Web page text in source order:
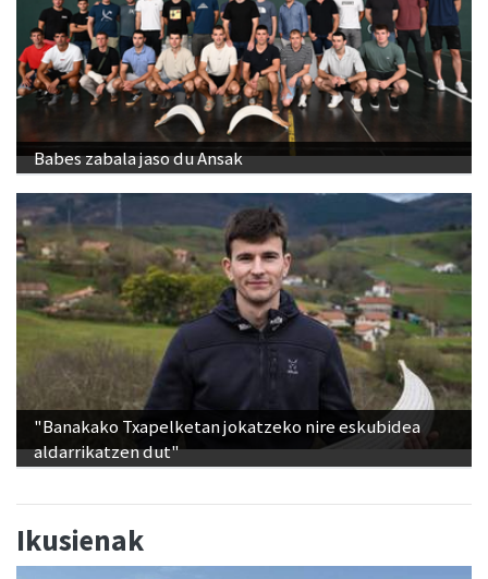
Babes zabala jaso du Ansak
"Banakako Txapelketan jokatzeko nire eskubidea
aldarrikatzen dut"
Ikusienak